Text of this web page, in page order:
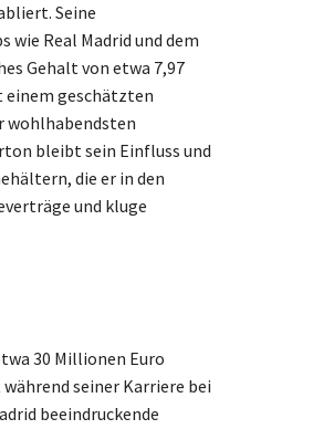
Seine
Real Madrid und dem
Gehalt von etwa 7,97
einem geschätzten
wohlhabendsten
bleibt sein Einfluss und
die er in den
und kluge
30 Millionen Euro
seiner Karriere bei
beeindruckende